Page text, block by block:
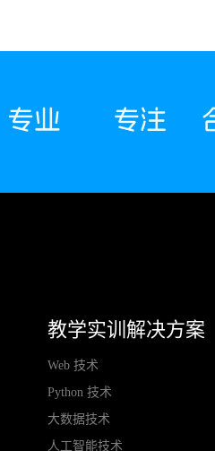
教学实训解决方案
Web 技术
Python 技术
大数据技术
人工智能技术